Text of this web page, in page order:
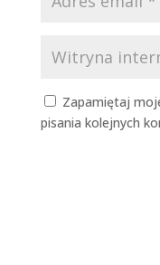
Zapamiętaj
pisania kolejnych